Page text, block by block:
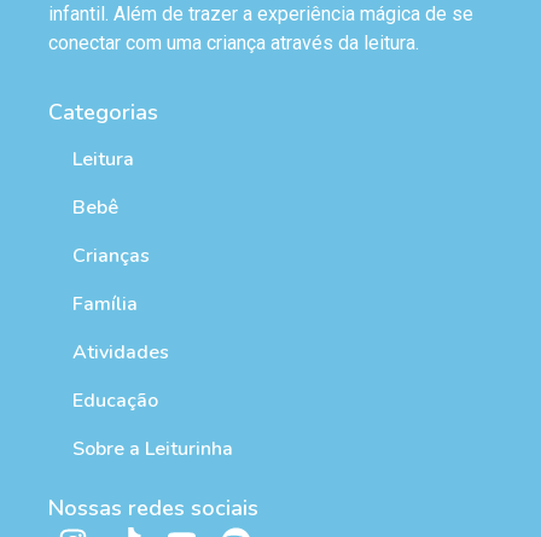
infantil. Além de trazer a experiência mágica de se
conectar com uma criança através da leitura.
Categorias
Leitura
Bebê
Crianças
Família
Atividades
Educação
Sobre a Leiturinha
Nossas redes sociais